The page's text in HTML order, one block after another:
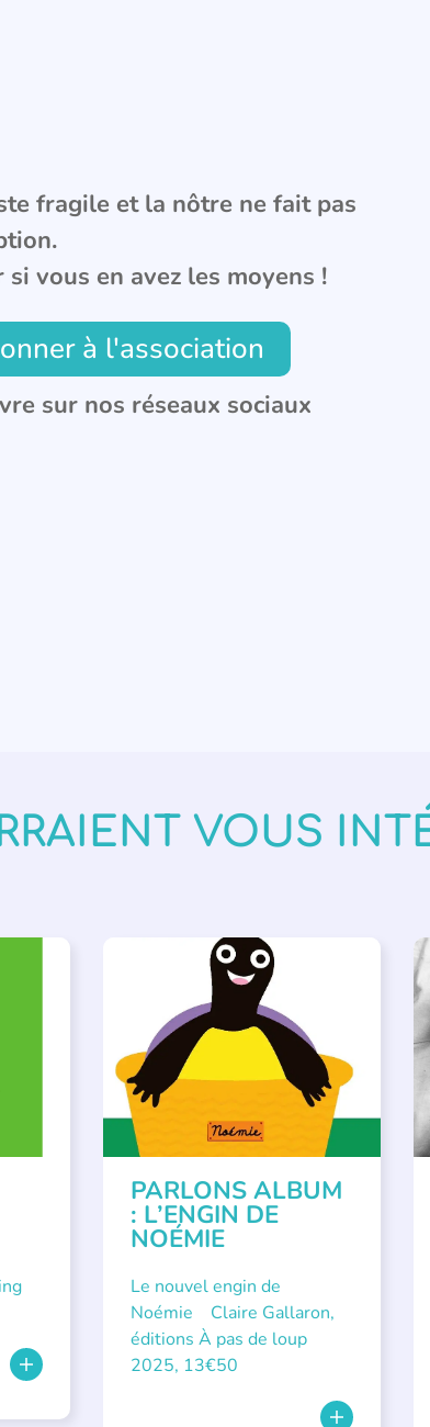
fragile et la nôtre ne fait pas
vous en avez les moyens !
à l'association
sur nos réseaux sociaux
VOUS
PARLONS ALBUMS
PARLONS ALBUM
: L’ENGIN DE
NOÉMIE
Le nouvel engin de
Noémie Claire Gallaron,
éditions À pas de loup
2025, 13€50